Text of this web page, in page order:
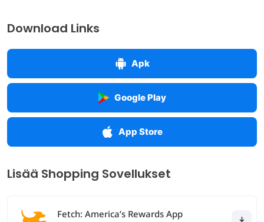
Download Links
Apk
Google Play
App Store
Lisää Shopping Sovellukset
Fetch: America’s Rewards App